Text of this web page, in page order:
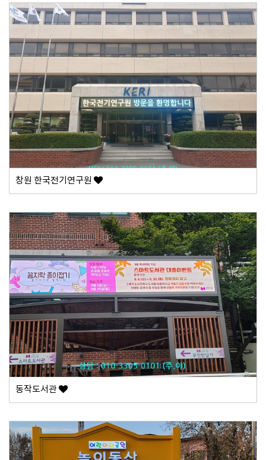
창원 한국전기연구원
동작도서관